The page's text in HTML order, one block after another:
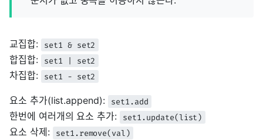
교집합: set1 & set2
합집합: set1 | set2
차집합: set1 - set2
요소 추가(list.append): set1.add
한번에 여러개의 요소 추가: set1.update(list)
요소 삭제: set1.remove(val)